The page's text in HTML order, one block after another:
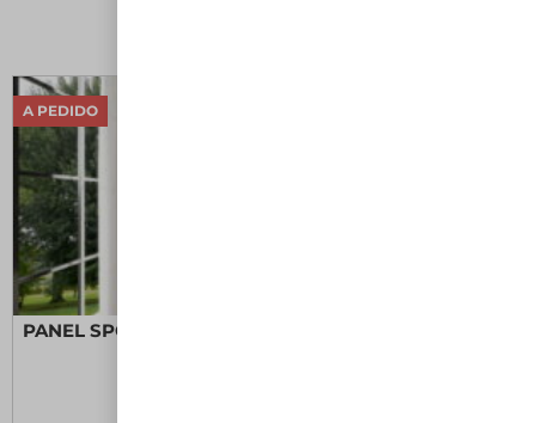
A PEDIDO
PANEL SPC ANKARA